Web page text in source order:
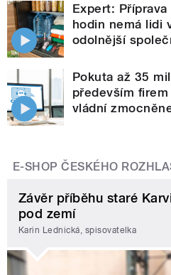
Expert:
hodin nemá lidi
odolnější
Pokuta až 35
především
vládní
E-SHOP ČESKÉHO
Závěr příběhu staré
pod zemí
Karin Lednická, spisovatelka